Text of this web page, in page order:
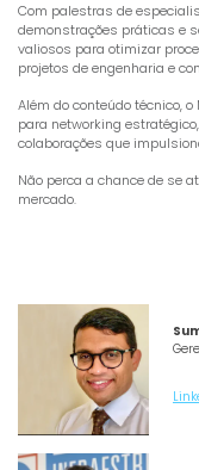
Com palestras de
demonstrações práticas e
valiosos para otimizar
projetos de engenharia e
Além do conteúdo técnico,
para networking
colaborações que
Não perca a chance de se
mercado.